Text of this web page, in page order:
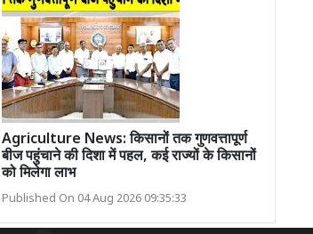
Agriculture News: किसानों तक गुणवत्तापूर्ण
बीज पहुंचाने की दिशा में पहल, कई राज्यों के किसानों
को मिलेगा लाभ
Published On 04 Aug 2026 09:35:33